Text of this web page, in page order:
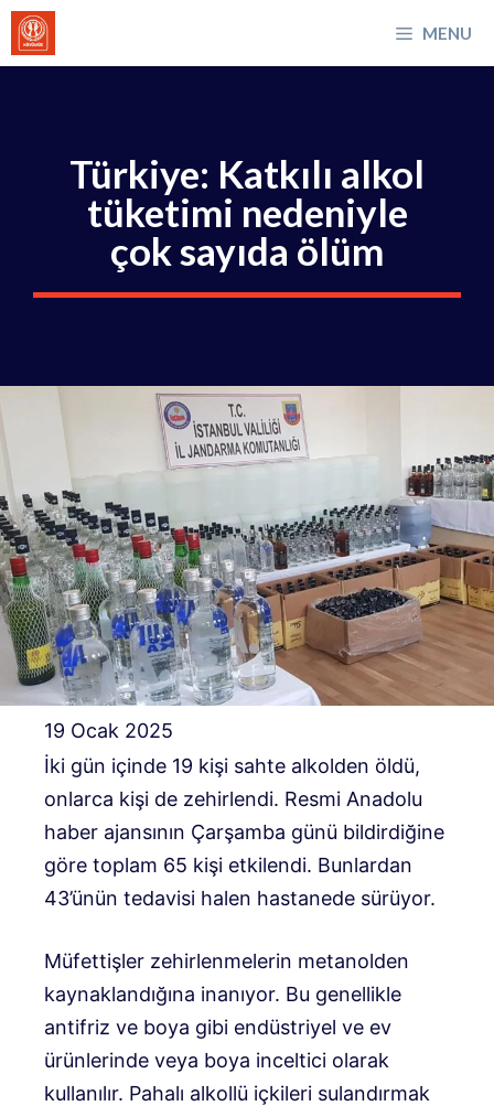
İçeriğe
atla
MENU
Türkiye: Katkılı alkol
tüketimi nedeniyle
çok sayıda ölüm
19 Ocak 2025
İki gün içinde 19 kişi sahte alkolden öldü,
onlarca kişi de zehirlendi. Resmi Anadolu
haber ajansının Çarşamba günü bildirdiğine
göre toplam 65 kişi etkilendi. Bunlardan
43’ünün tedavisi halen hastanede sürüyor.
Müfettişler zehirlenmelerin metanolden
kaynaklandığına inanıyor. Bu genellikle
antifriz ve boya gibi endüstriyel ve ev
ürünlerinde veya boya inceltici olarak
kullanılır. Pahalı alkollü içkileri sulandırmak